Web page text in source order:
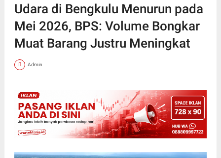
Udara di Bengkulu Menurun pada
Mei 2026, BPS: Volume Bongkar
Muat Barang Justru Meningkat
Admin